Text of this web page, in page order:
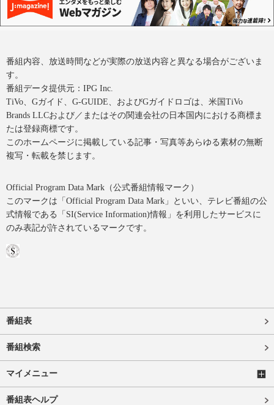
番組内容、放送時間などが実際の放送内容と異なる場合がございま
す。
番組データ提供元：IPG Inc.
TiVo、Gガイド、G-GUIDE、およびGガイドロゴは、米国TiVo
Brands LLCおよび／またはその関連会社の日本国内における商標ま
たは登録商標です。
このホームページに掲載している記事・写真等あらゆる素材の無断
複写・転載を禁じます。
Official Program Data Mark（公式番組情報マーク）
このマークは「Official Program Data Mark」といい、テレビ番組の公
式情報である「SI(Service Information)情報」を利用したサービスに
のみ表記が許されているマークです。
番組表
番組検索
マイメニュー
番組表ヘルプ